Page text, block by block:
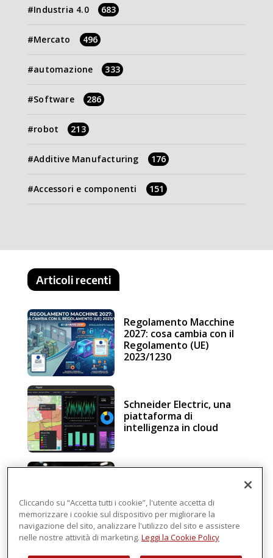
Industria 4.0 683
Mercato 496
automazione 333
Software 286
robot 213
Additive Manufacturing 176
Accessori e componenti 151
Articoli recenti
Regolamento Macchine
2027: cosa cambia con il
Regolamento (UE)
2023/1230
Schneider Electric, una
piattaforma di
intelligenza in cloud
Regolamento macchine
Cliccando su “Accetta tutti i cookie”, l'utente accetta di
memorizzare i cookie sul dispositivo per migliorare la
navigazione del sito, analizzare l'utilizzo del sito e assistere
nelle nostre attività di marketing. Leggi la Cookie Policy